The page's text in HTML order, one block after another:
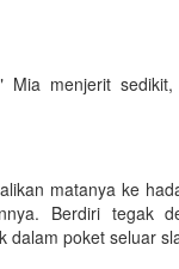
Mia menjerit
matanya ke
Berdiri tegak
dalam poket seluar